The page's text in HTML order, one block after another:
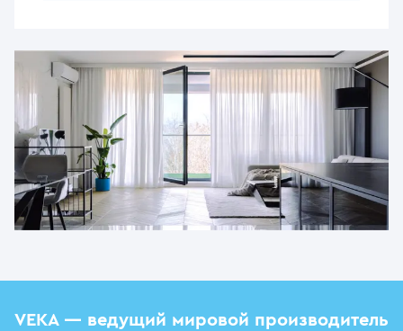
VEKA — ведущий мировой производитель